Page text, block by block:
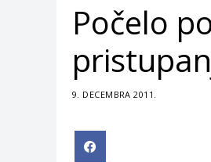
Počelo
9. DECEMBRA 2011.